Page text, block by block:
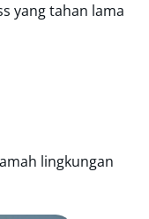
yang tahan lama
lingkungan